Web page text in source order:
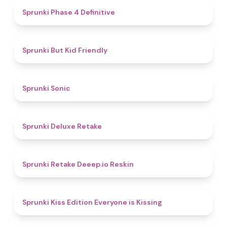
Sprunki Phase 4 Definitive
Sprunki But Kid Friendly
Sprunki Sonic
Sprunki Deluxe Retake
Sprunki Retake Deeep.io Reskin
Sprunki Kiss Edition Everyone is Kissing